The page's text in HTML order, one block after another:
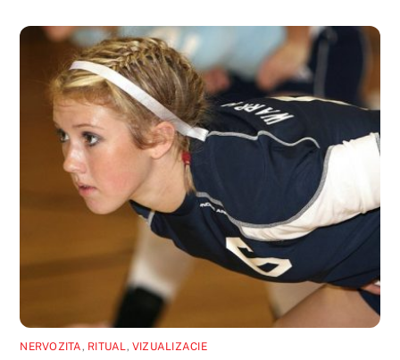
NERVOZITA, RITUAL, VIZUALIZACIE